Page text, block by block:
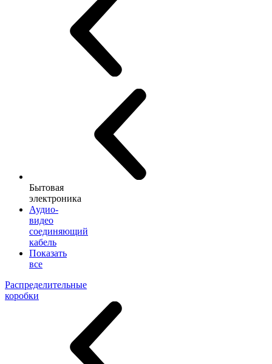
Бытовая
электроника
Аудио-
видео
соединяющий
кабель
Показать
все
Распределительные
коробки